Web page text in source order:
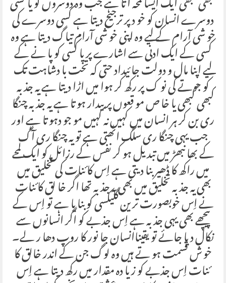
دوسرے انسان کو خو د پر ترجیح دیتا ہے کسی دوسرے کی
خو شی آرام کے لیے وہ اپنی خو شی آرام تیاگ دیتا ہے وہ
کسی کے ایک ادنی سے اشارے پر یا کسی کو پا نے کے
لیے اپنا مال و دولت جا ئیداد حتی کہ تخت با دشاہت تک
کو جوتے کی نو ک پر رکھ کر ہوا میں اڑا دیتا ہے یہ جذبہ
کبھی کبھی یا خا ص مو قعوں پر بیدار ہو تا ہے یہ جذبہ چنگا
ری بن کر ہر انسان میں کہیں نہ کہیں مو جو دہو تا ہے اور
جب یہی چنگا ری سلگ اٹھتی ہے تو یہ چنگا ری آگ
کے بھا نبھڑ میں تبدیل ہو کر نفس کے رزائل کو ایک لمحے
میں راکھ کا ڈھیر بنا دیتی ہے اِس کا ئنات کی تخلیق میں
بھی یہ جذبہ تخلیق میں بھی یہ جذبہ تھا اگر خا لق کا ئنات
نے اِس خوبصورت ترین گلیکسی کو بنا یا ہے تو اِس کے
پیچھے بھی یہی جذبہ ہے اِس جذبے کو اگر انسانوں سے
نکال دیا جائے تو یقیناانسان جا نور کا روپ دھا ر لے۔
خو ش قسمت ہو تے ہیں وہ لوگ جن کے اندر خالق کا
ئنات اِس جذبے کو زیا دہ مقدار میں رکھ دیتا ہے اِس